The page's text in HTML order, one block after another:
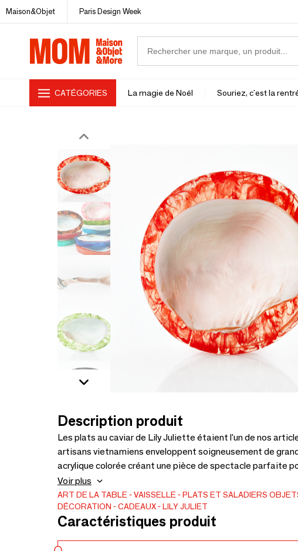
Maison&Objet Paris Design Week
CATÉGORIES La magie de Noël Souriez, c'est la
Description produit
Les plats au caviar de Lily Juliette étaient l'un de nos
artisans vietnamiens enveloppent soigneusement de
acrylique colorée créant une pièce de spectacle parfaite
repos pour ses bijoux. Disponible dans une gamme de couleurs et deux tailles.
1.5"
Voir plus
ART DE LA TABLE VAISSELLE PLATS ET SALADIERS
DÉCORATION
CADEAUX LILY JULIET
Caractéristiques produit